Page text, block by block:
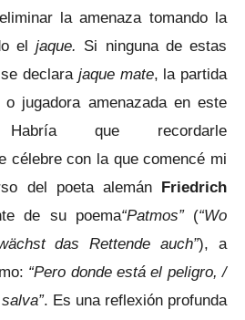
la amenaza tomando la
el jaque. Si ninguna de estas
declara jaque mate, la partida
jugadora amenazada en este
que recordarle
célebre con la que comencé mi
del poeta alemán Friedrich
de su poema“Patmos” (“Wo
das Rettende auch”), a
“Pero donde está el peligro, /
. Es una reflexión profunda